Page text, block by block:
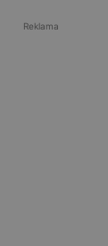
Reklama